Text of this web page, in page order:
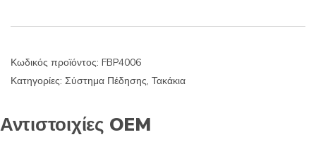
NISSAN
ποσότητα
Κωδικός προϊόντος: FBP4006
Κατηγορίες: Σύστημα Πέδησης, Τακάκια
Αντιστοιχίες OEM